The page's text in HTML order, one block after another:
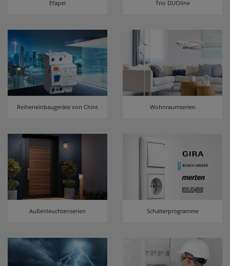
Efapel Trio DUOline
Reiheneinbaugeräte von Chint Wohnraumserien
Außenleuchtenserien Schalterprogramme
erneutem Aufruf die entsprechende Auswahl
Google Maps
Konfiguration speichern
Alle Cookies akzeptieren